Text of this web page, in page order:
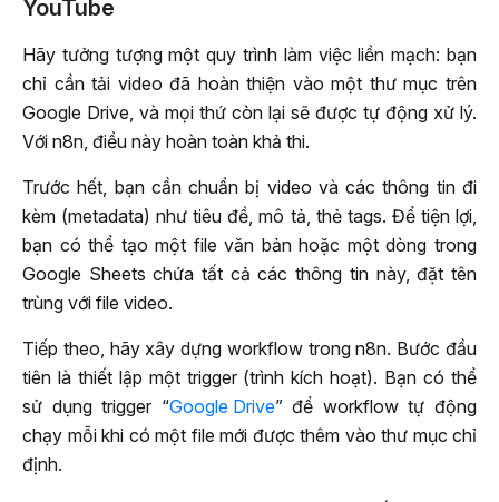
YouTube
Hãy tưởng tượng một quy trình làm việc liền mạch: bạn
chỉ cần tải video đã hoàn thiện vào một thư mục trên
Google Drive, và mọi thứ còn lại sẽ được tự động xử lý.
Với n8n, điều này hoàn toàn khả thi.
Trước hết, bạn cần chuẩn bị video và các thông tin đi
kèm (metadata) như tiêu đề, mô tả, thẻ tags. Để tiện lợi,
bạn có thể tạo một file văn bản hoặc một dòng trong
Google Sheets chứa tất cả các thông tin này, đặt tên
trùng với file video.
Tiếp theo, hãy xây dựng workflow trong n8n. Bước đầu
tiên là thiết lập một trigger (trình kích hoạt). Bạn có thể
sử dụng trigger “Google Drive” để workflow tự động
chạy mỗi khi có một file mới được thêm vào thư mục chỉ
định.